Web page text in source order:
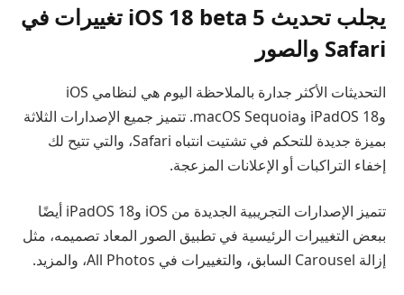
يجلب تحديث iOS 18 beta 5 تغييرات في
Safari والصور
التحديثات الأكثر جدارة بالملاحظة اليوم هي لنظامي iOS
وiPadOS 18 وmacOS Sequoia. تتميز جميع الإصدارات الثلاثة
بميزة جديدة للتحكم في تشتيت انتباه Safari، والتي تتيح لك
إخفاء التراكبات أو الإعلانات المزعجة.
تتميز الإصدارات التجريبية الجديدة من iOS وiPadOS 18 أيضًا
ببعض التغييرات الرئيسية في تطبيق الصور المعاد تصميمه، مثل
إزالة Carousel السابق، والتغييرات في All Photos، والمزيد.